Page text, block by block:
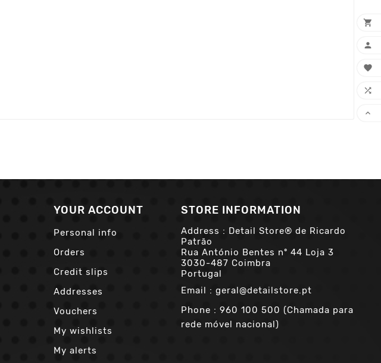
YOUR ACCOUNT
Personal info
Orders
Credit slips
Addresses
Vouchers
My wishlists
My alerts
STORE INFORMATION
Address : Detail Store® de Ricardo
Patrão
Rua António Bentes nº 44 Loja 3
3030-487 Coimbra
Portugal
Email : geral@detailstore.pt
Phone : 960 100 500 (Chamada para
rede móvel nacional)




